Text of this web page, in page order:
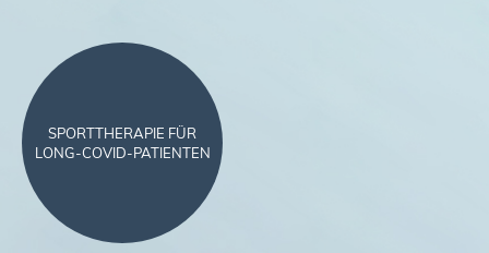
SPORTTHERAPIE FÜR
LONG-COVID-PATIENTEN